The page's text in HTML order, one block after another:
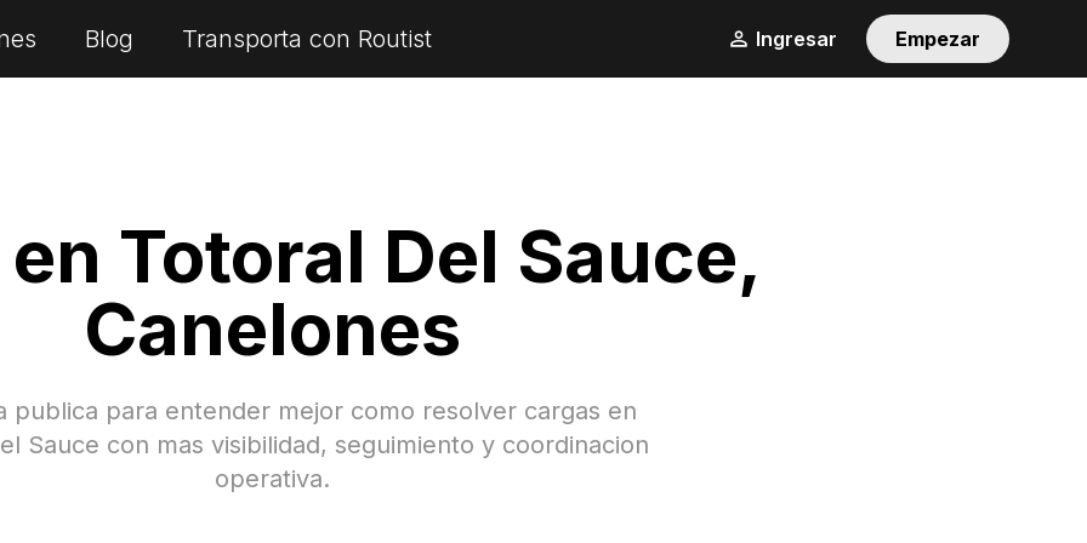
Blog Transporta con Routist Ingresar Empezar
Totoral Del Sauce,
Canelones
publica para entender mejor como resolver cargas en
Sauce con mas visibilidad, seguimiento y coordinacion
operativa.